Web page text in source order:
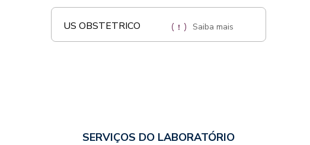
US OBSTETRICO Saiba mais
SERVIÇOS DO LABORATÓRIO